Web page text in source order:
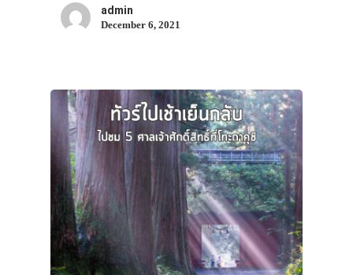
admin
December 6, 2021